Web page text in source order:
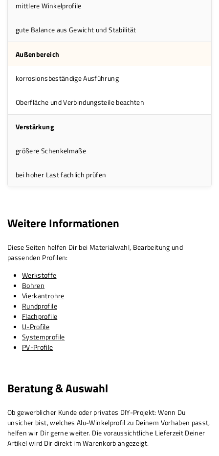
mittlere Winkelprofile
gute Balance aus Gewicht und Stabilität
Außenbereich
korrosionsbeständige Ausführung
Oberfläche und Verbindungsteile beachten
Verstärkung
größere Schenkelmaße
bei hoher Last fachlich prüfen
Weitere Informationen
Diese Seiten helfen Dir bei Materialwahl, Bearbeitung und
passenden Profilen:
Werkstoffe
Bohren
Vierkantrohre
Rundprofile
Flachprofile
U-Profile
Systemprofile
PV-Profile
Beratung & Auswahl
Ob gewerblicher Kunde oder privates DIY-Projekt: Wenn Du
unsicher bist, welches Alu-Winkelprofil zu Deinem Vorhaben passt,
helfen wir Dir gerne weiter. Die voraussichtliche Lieferzeit Deiner
Artikel wird Dir direkt im Warenkorb angezeigt.